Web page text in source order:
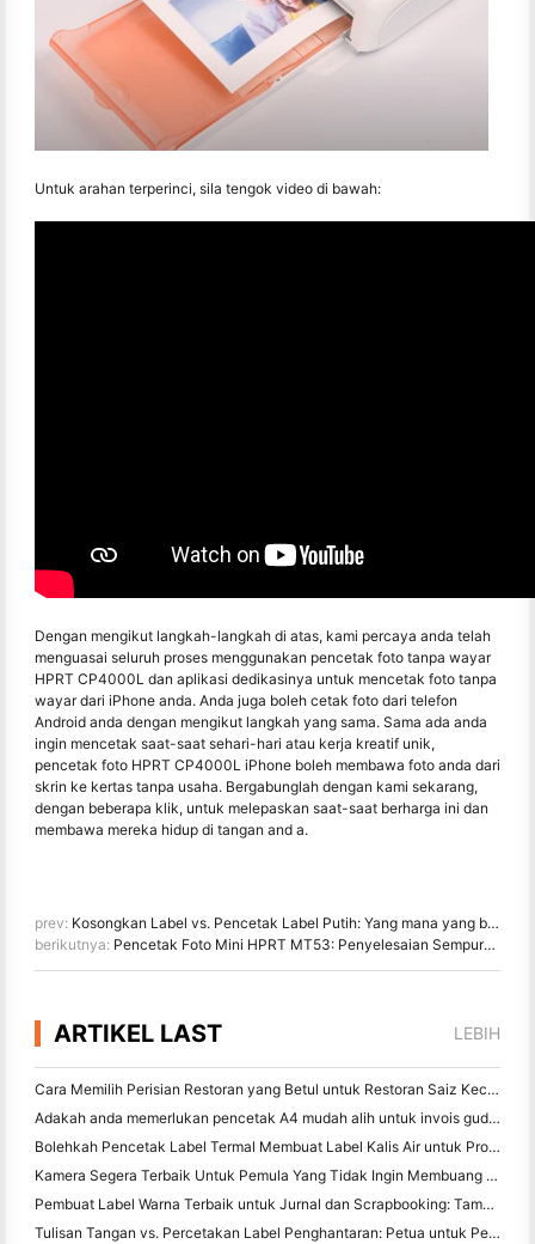
Untuk arahan terperinci, sila tengok video di bawah:
Dengan mengikut langkah-langkah di atas, kami percaya anda telah
menguasai seluruh proses menggunakan pencetak foto tanpa wayar
HPRT CP4000L dan aplikasi dedikasinya untuk mencetak foto tanpa
wayar dari iPhone anda. Anda juga boleh cetak foto dari telefon
Android anda dengan mengikut langkah yang sama. Sama ada anda
ingin mencetak saat-saat sehari-hari atau kerja kreatif unik,
pencetak foto HPRT CP4000L iPhone boleh membawa foto anda dari
skrin ke kertas tanpa usaha. Bergabunglah dengan kami sekarang,
dengan beberapa klik, untuk melepaskan saat-saat berharga ini dan
membawa mereka hidup di tangan and a.
prev: Kosongkan Label vs. Pencetak Label Putih: Yang mana yang betul bagi anda
berikutnya: Pencetak Foto Mini HPRT MT53: Penyelesaian Sempurna untuk Kad Foto K-pop DIY
ARTIKEL LAST LEBIH
Cara Memilih Perisian Restoran yang Betul untuk Restoran Saiz Kecil atau Pertengahan Anda
Adakah anda memerlukan pencetak A4 mudah alih untuk invois gudang? Apa yang sebenarnya berfungsi
Bolehkah Pencetak Label Termal Membuat Label Kalis Air untuk Produk Perniagaan Kecil?
Kamera Segera Terbaik Untuk Pemula Yang Tidak Ingin Membuang Kertas
Pembuat Label Warna Terbaik untuk Jurnal dan Scrapbooking: Tambah Lebih Banyak Warna ke Setiap Halaman
Tulisan Tangan vs. Percetakan Label Penghantaran: Petua untuk Perniagaan Kecil pada 2026